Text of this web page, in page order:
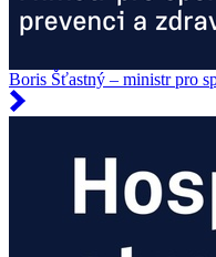
Boris Šťastný – ministr pro